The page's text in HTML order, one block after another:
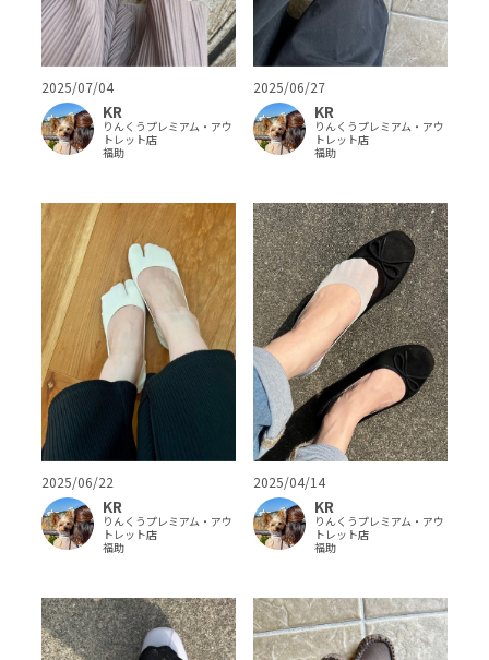
2025/07/04
KR
りんくうプレミアム・アウ
トレット店
福助
2025/06/27
KR
りんくうプレミアム・アウ
トレット店
福助
2025/06/22
KR
りんくうプレミアム・アウ
トレット店
福助
2025/04/14
KR
りんくうプレミアム・アウ
トレット店
福助